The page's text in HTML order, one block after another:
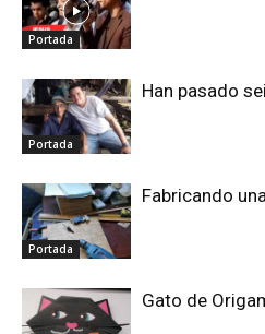
Portada
Portada
Han pasado
Portada
Fabricando
Gato de